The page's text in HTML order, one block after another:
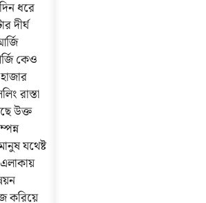
ধরে
দীর্ঘ
কেও
রাস্তা
উক্ত
যথেষ্ট
করিয়ে